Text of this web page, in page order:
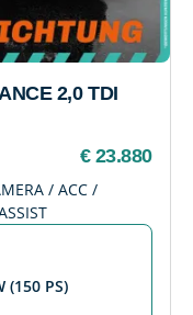
2,0 TDI
€ 23.880
/ ACC /
(150 PS)